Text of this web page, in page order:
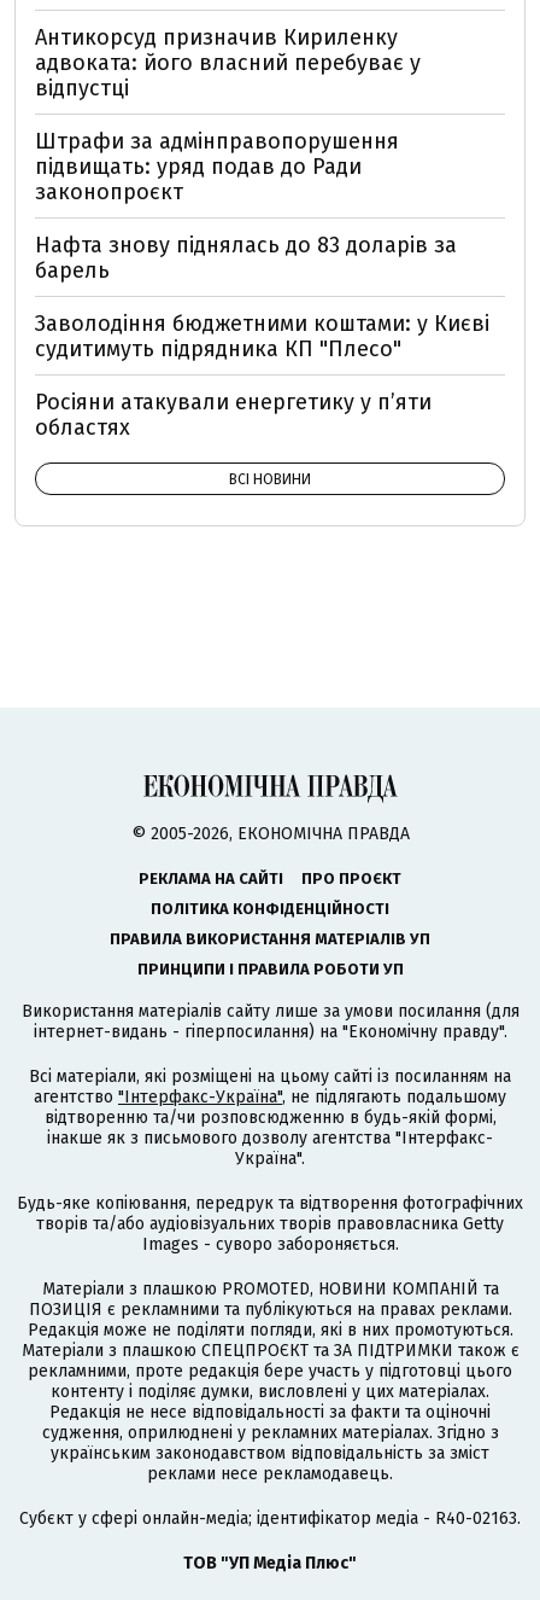
Антикорсуд призначив Кириленку
адвоката: його власний перебуває у
відпустці
Штрафи за адмінправопорушення
підвищать: уряд подав до Ради
законопроєкт
Нафта знову піднялась до 83 доларів за
барель
Заволодіння бюджетними коштами: у Києві
судитимуть підрядника КП "Плесо"
Росіяни атакували енергетику у пʼяти
областях
ВСІ НОВИНИ
© 2005-2026, ЕКОНОМІЧНА ПРАВДА
РЕКЛАМА НА САЙТІ
ПРО ПРОЄКТ
ПОЛІТИКА КОНФІДЕНЦІЙНОСТІ
ПРАВИЛА ВИКОРИСТАННЯ МАТЕРІАЛІВ УП
ПРИНЦИПИ І ПРАВИЛА РОБОТИ УП
Використання матеріалів сайту лише за умови посилання (для
інтернет-видань - гіперпосилання) на "Економічну правду".
Всі матеріали, які розміщені на цьому сайті із посиланням на
агентство "Інтерфакс-Україна", не підлягають подальшому
відтворенню та/чи розповсюдженню в будь-якій формі,
інакше як з письмового дозволу агентства "Інтерфакс-
Україна".
Будь-яке копіювання, передрук та відтворення фотографічних
творів та/або аудіовізуальних творів правовласника Getty
Images - суворо забороняється.
Матеріали з плашкою PROMOTED, НОВИНИ КОМПАНІЙ та
ПОЗИЦІЯ є рекламними та публікуються на правах реклами.
Редакція може не поділяти погляди, які в них промотуються.
Матеріали з плашкою СПЕЦПРОЄКТ та ЗА ПІДТРИМКИ також є
рекламними, проте редакція бере участь у підготовці цього
контенту і поділяє думки, висловлені у цих матеріалах.
Редакція не несе відповідальності за факти та оціночні
судження, оприлюднені у рекламних матеріалах. Згідно з
українським законодавством відповідальність за зміст
реклами несе рекламодавець.
Cубєкт у сфері онлайн-медіа; ідентифікатор медіа - R40-02163.
ТОВ "УП Медіа Плюс"